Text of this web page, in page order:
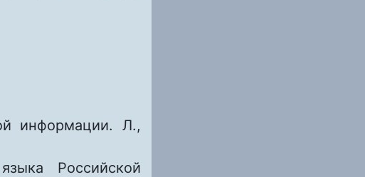
информации. Л.,
Российской